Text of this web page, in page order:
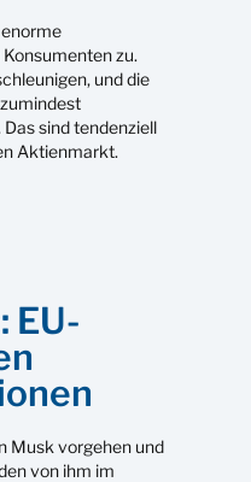
zu.
und die
sind tendenziell
Aktienmarkt.
EU-
Musk vorgehen und
von ihm im